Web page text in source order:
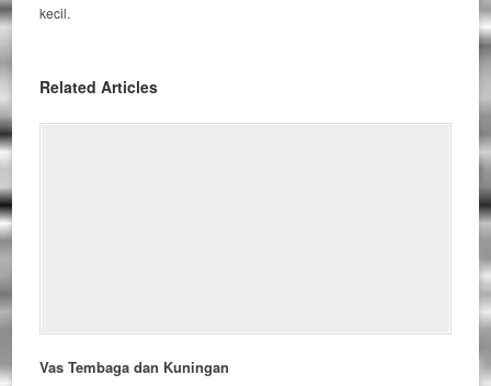
kecil.
Related Articles
Vas Tembaga dan Kuningan